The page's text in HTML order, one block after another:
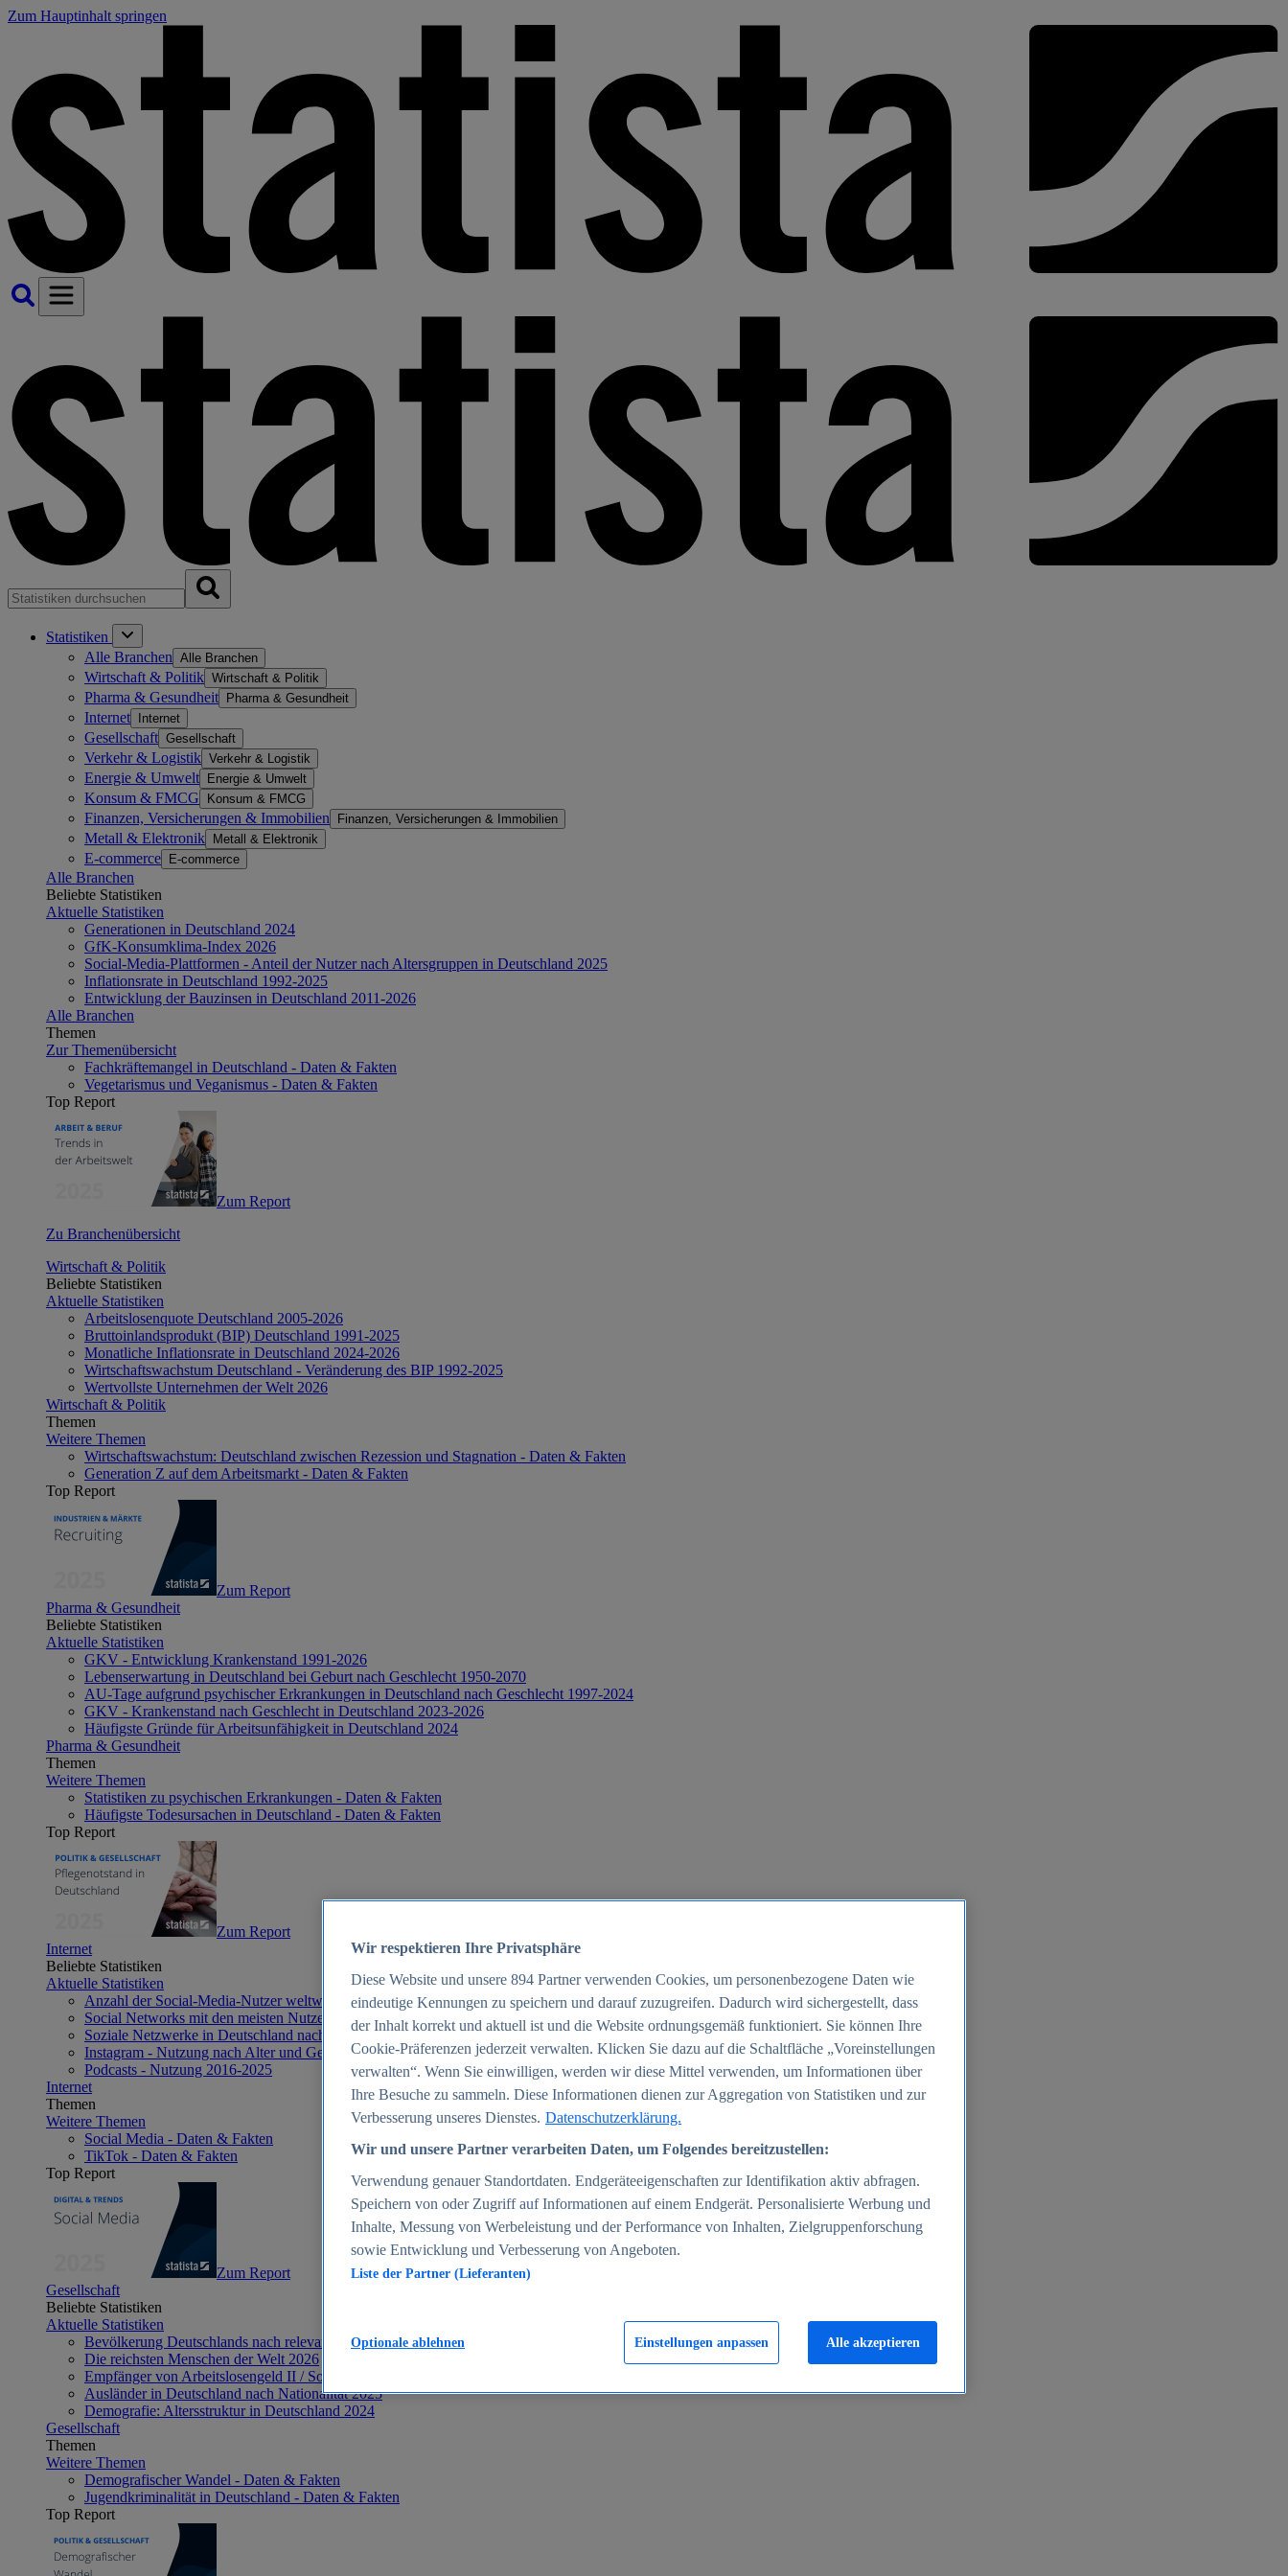
Zum Hauptinhalt springen
Statistiken
Alle Branchen Alle Branchen
Wirtschaft & Politik Wirtschaft & Politik
Pharma & Gesundheit Pharma & Gesundheit
Internet Internet
Gesellschaft Gesellschaft
Verkehr & Logistik Verkehr & Logistik
Energie & Umwelt Energie & Umwelt
Konsum & FMCG Konsum & FMCG
Finanzen, Versicherungen & Immobilien Finanzen, Versicherungen & Immobilien
Metall & Elektronik Metall & Elektronik
E-commerce E-commerce
Alle Branchen
Beliebte Statistiken
Aktuelle Statistiken
Generationen in Deutschland 2024
GfK-Konsumklima-Index 2026
Social-Media-Plattformen - Anteil der Nutzer nach Altersgruppen in Deutschland 2025
Inflationsrate in Deutschland 1992-2025
Entwicklung der Bauzinsen in Deutschland 2011-2026
Alle Branchen
Themen
Zur Themenübersicht
Fachkräftemangel in Deutschland - Daten & Fakten
Vegetarismus und Veganismus - Daten & Fakten
Top Report
Zum Report
Zu Branchenübersicht
Wirtschaft & Politik
Beliebte Statistiken
Aktuelle Statistiken
Arbeitslosenquote Deutschland 2005-2026
Bruttoinlandsprodukt (BIP) Deutschland 1991-2025
Monatliche Inflationsrate in Deutschland 2024-2026
Wirtschaftswachstum Deutschland - Veränderung des BIP 1992-2025
Wertvollste Unternehmen der Welt 2026
Wirtschaft & Politik
Themen
Weitere Themen
Wirtschaftswachstum: Deutschland zwischen Rezession und Stagnation - Daten & Fakten
Generation Z auf dem Arbeitsmarkt - Daten & Fakten
Top Report
Zum Report
Pharma & Gesundheit
Beliebte Statistiken
Aktuelle Statistiken
GKV - Entwicklung Krankenstand 1991-2026
Lebenserwartung in Deutschland bei Geburt nach Geschlecht 1950-2070
AU-Tage aufgrund psychischer Erkrankungen in Deutschland nach Geschlecht 1997-2024
GKV - Krankenstand nach Geschlecht in Deutschland 2023-2026
Häufigste Gründe für Arbeitsunfähigkeit in Deutschland 2024
Pharma & Gesundheit
Themen
Weitere Themen
Statistiken zu psychischen Erkrankungen - Daten & Fakten
Häufigste Todesursachen in Deutschland - Daten & Fakten
Top Report
Zum Report
Internet
Beliebte Statistiken
Aktuelle Statistiken
Anzahl der Social-Media-Nutzer weltweit 2012-2025
Social Networks mit den meisten Nutzern weltweit 2025
Soziale Netzwerke in Deutschland nach Generationen 2025
Instagram - Nutzung nach Alter und Geschlecht in Deutschland 2025
Podcasts - Nutzung 2016-2025
Internet
Themen
Weitere Themen
Social Media - Daten & Fakten
TikTok - Daten & Fakten
Top Report
Zum Report
Gesellschaft
Beliebte Statistiken
Aktuelle Statistiken
Bevölkerung Deutschlands nach relevanten Altersgruppen 2024
Die reichsten Menschen der Welt 2026
Empfänger von Arbeitslosengeld II / Sozialgeld / Bürgergeld in Deutschland 2005-2025
Ausländer in Deutschland nach Nationalität 2025
Demografie: Altersstruktur in Deutschland 2024
Gesellschaft
Themen
Weitere Themen
Demografischer Wandel - Daten & Fakten
Jugendkriminalität in Deutschland - Daten & Fakten
Top Report
Wir respektieren Ihre Privatsphäre
Diese Website und unsere 894 Partner verwenden Cookies, um personenbezogene Daten wie
eindeutige Kennungen zu speichern und darauf zuzugreifen. Dadurch wird sichergestellt, dass
der Inhalt korrekt und aktuell ist und die Website ordnungsgemäß funktioniert. Sie können Ihre
Cookie-Präferenzen jederzeit verwalten. Klicken Sie dazu auf die Schaltfläche „Voreinstellungen
verwalten“. Wenn Sie einwilligen, werden wir diese Mittel verwenden, um Informationen über
Ihre Besuche zu sammeln. Diese Informationen dienen zur Aggregation von Statistiken und zur
Verbesserung unseres Dienstes. Datenschutzerklärung.
Wir und unsere Partner verarbeiten Daten, um Folgendes bereitzustellen:
Verwendung genauer Standortdaten. Endgeräteeigenschaften zur Identifikation aktiv abfragen.
Speichern von oder Zugriff auf Informationen auf einem Endgerät. Personalisierte Werbung und
Inhalte, Messung von Werbeleistung und der Performance von Inhalten, Zielgruppenforschung
sowie Entwicklung und Verbesserung von Angeboten.
Liste der Partner (Lieferanten)
Einstellungen anpassen
Optionale ablehnen Alle akzeptieren